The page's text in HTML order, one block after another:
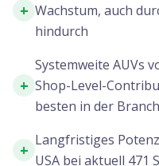
+ Wachstum, auch
hindurch
+
Systemweite AUVs
Shop-Level-
besten in der
+
Langfristiges
USA bei aktuell 471